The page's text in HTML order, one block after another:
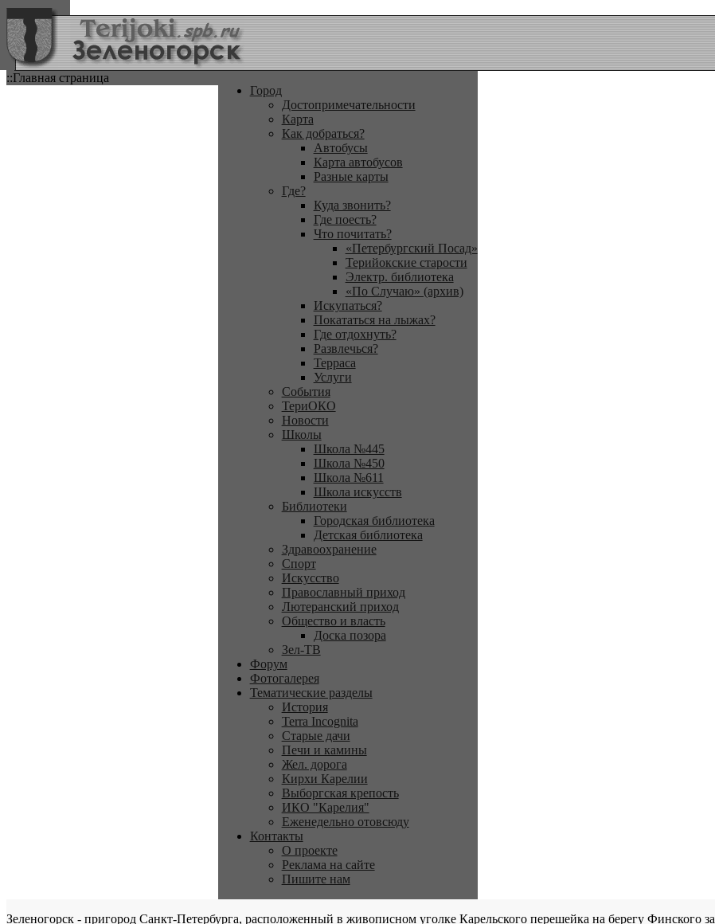
::Главная страница
Город
Достопримечательности
Карта
Как добраться?
Автобусы
Карта автобусов
Разные карты
Где?
Куда звонить?
Где поесть?
Что почитать?
«Петербургский Посад»
Терийокские старости
Электр. библиотека
«По Случаю» (архив)
Искупаться?
Покататься на лыжах?
Где отдохнуть?
Развлечься?
Терраса
Услуги
События
ТериОКО
Новости
Школы
Школа №445
Школа №450
Школа №611
Школа искусств
Библиотеки
Городская библиотека
Детская библиотека
Здравоохранение
Спорт
Искусство
Православный приход
Лютеранский приход
Общество и власть
Доска позора
Зел-ТВ
Форум
Фотогалерея
Тематические разделы
История
Terra Incognita
Старые дачи
Печи и камины
Жел. дорога
Кирхи Карелии
Выборгская крепость
ИКО "Карелия"
Еженедельно отовсюду
Контакты
О проекте
Реклама на сайте
Пишите нам
Зеленогорск - пригород Санкт-Петербурга, расположенный в живописном уголке Карельского перешейка на берегу Финского